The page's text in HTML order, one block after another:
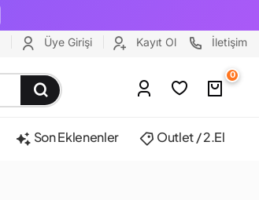
Üye Girişi Kayıt Ol İletişim
0
Son Eklenenler Outlet / 2.El